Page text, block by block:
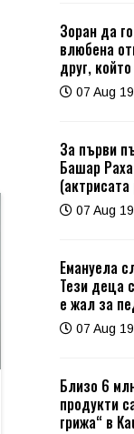
Зоран да
влюбена
друг,
07 Aug
За първи
Башар
07 Aug
Емануела
Тези деца
е жал за
07 Aug
Близо 6
продукти
грижа“ в